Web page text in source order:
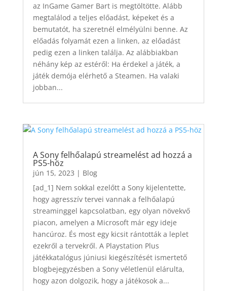
az InGame Gamer Bart is megtöltötte. Alább
megtalálod a teljes előadást, képeket és a
bemutatót, ha szeretnél elmélyülni benne. Az
előadás folyamát ezen a linken, az előadást
pedig ezen a linken találja. Az alábbiakban
néhány kép az estéről: Ha érdekel a játék, a
játék demója elérhető a Steamen. Ha valaki
jobban...
A Sony felhőalapú streamelést ad hozzá a
PS5-höz
jún 15, 2023 | Blog
[ad_1] Nem sokkal ezelőtt a Sony kijelentette,
hogy agresszív tervei vannak a felhőalapú
streaminggel kapcsolatban, egy olyan növekvő
piacon, amelyen a Microsoft már egy ideje
hancúroz. És most egy kicsit rántották a leplet
ezekről a tervekről. A Playstation Plus
játékkatalógus júniusi kiegészítését ismertető
blogbejegyzésben a Sony véletlenül elárulta,
hogy azon dolgozik, hogy a játékosok a...